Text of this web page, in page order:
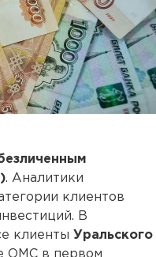
. Аналитики
клиентов
В
клиенты Уральского
ОМС в первом